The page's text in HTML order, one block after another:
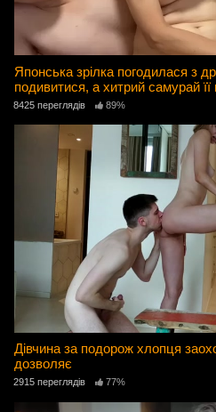
Японська зрілка погодилася з
подивитися, а хитрий самурай
8425 переглядів 89%
Дівчина за подорож хлопця
дозволяє
2915 переглядів 77%